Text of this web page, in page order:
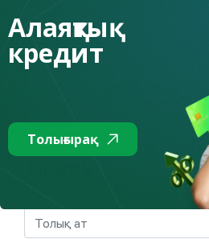
Sign in with
Facebook
Алаяқтық
кредит
Толығырақ